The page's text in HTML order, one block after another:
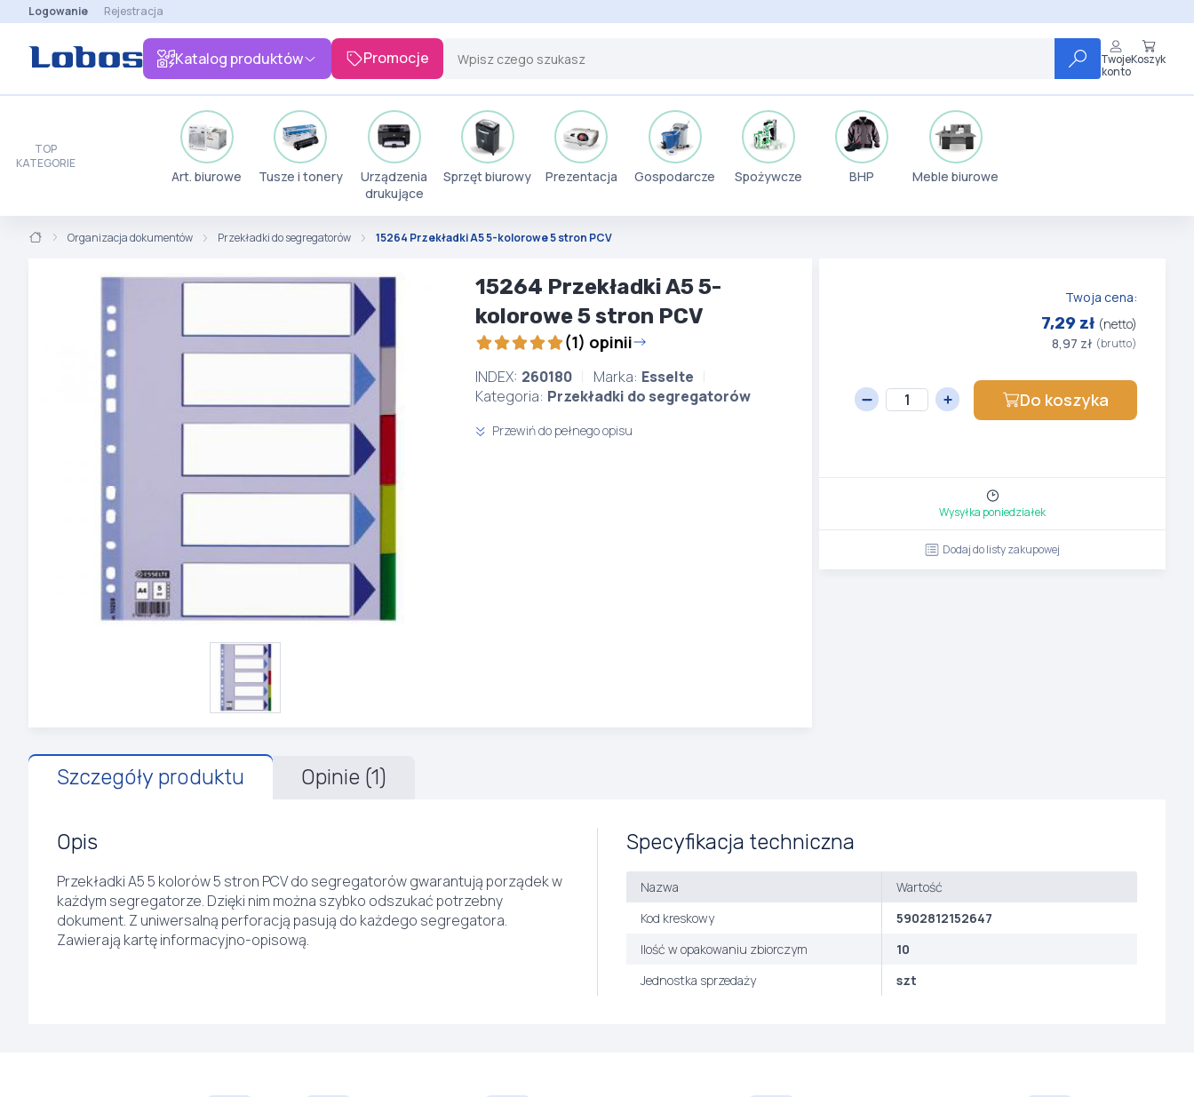
Logowanie Rejestracja
Katalog produktów Promocje
Twoje
konto
Koszyk
TOP
KATEGORIE
Art. biurowe Tusze i tonery
Urządzenia
drukujące
Sprzęt biurowy Prezentacja Gospodarcze Spożywcze BHP Meble biurowe
Organizacja dokumentów Przekładki do segregatorów 15264 Przekładki A5 5-kolorowe 5 stron PCV
15264 Przekładki A5 5-
kolorowe 5 stron PCV
(1) opinii
INDEX: 260180 Marka: Esselte
Kategoria: Przekładki do segregatorów
Przewiń do pełnego opisu
Twoja cena:
7,29 zł (netto)
8,97 zł (brutto)
Do koszyka
Wysyłka poniedziałek
Dodaj do listy zakupowej
Szczegóły produktu Opinie (1)
Opis
Przekładki A5 5 kolorów 5 stron PCV do segregatorów gwarantują porządek w
każdym segregatorze. Dzięki nim można szybko odszukać potrzebny
dokument. Z uniwersalną perforacją pasują do każdego segregatora.
Zawierają kartę informacyjno-opisową.
Specyfikacja techniczna
Nazwa
Wartość
Kod kreskowy
5902812152647
Ilość w opakowaniu zbiorczym
10
Jednostka sprzedaży
szt